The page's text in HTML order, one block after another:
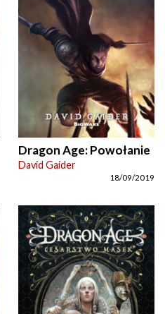
Dragon Age: Powołanie
David Gaider
18/09/2019